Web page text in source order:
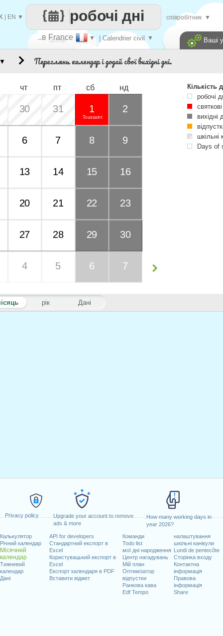
Privacy policy
Upgrade your account to remove
ads & more
How many working days in
year 2026?
Калькулятор
Річний календар
Місячний
календар
Тижневий
календар
Дані
API for developers
Стандартний експорт в
Excel
Користувацький експорт в
Excel
Експорт календаря в PDF
Вставити віджет
Команди
Todo list
мої дні народження
Центр нагадувань
Мій план
Оптимізатор
відпустки
Ранкова кава
Edf Tempo
налаштування
шкільні канікули
Lundi de pentecôte
Сторінка входу
Контактна
інформація
Правова
інформація
Share
Зроби
..в France ▼ | Calendrier civil ▼
робочі дні
EN ▼ співробітник ▼
Ваші
Переглянь календар і додай свої вихідні дні.
рік Дані
чт пт сб нд
30 31
Toussaint
1 2
6 7 8 9
13 14 15 16
20 21 22 23
27 28 29 30
4 5 6 7
Кількість
робочі
вихідні
шкільні
Days of